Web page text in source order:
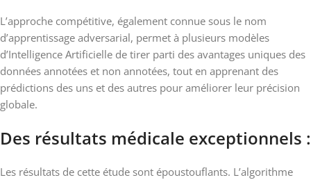
L’approche compétitive, également connue sous le nom
d’apprentissage adversarial, permet à plusieurs modèles
d’Intelligence Artificielle de tirer parti des avantages uniques des
données annotées et non annotées, tout en apprenant des
prédictions des uns et des autres pour améliorer leur précision
globale.
Des résultats médicale exceptionnels :
Les résultats de cette étude sont époustouflants. L’algorithme